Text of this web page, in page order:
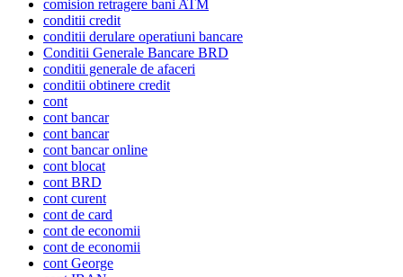
comision retragere bani ATM
conditii credit
conditii derulare operatiuni bancare
Conditii Generale Bancare BRD
conditii generale de afaceri
conditii obtinere credit
cont
cont bancar
cont bancar
cont bancar online
cont blocat
cont BRD
cont curent
cont de card
cont de economii
cont de economii
cont George